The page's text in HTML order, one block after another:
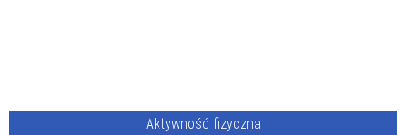
Aktywność fizyczna